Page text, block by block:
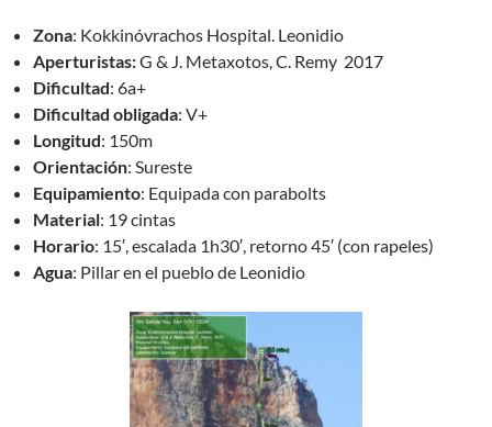
Zona: Kokkinóvrachos Hospital. Leonidio
Aperturistas:G & J. Metaxotos, C. Remy 2017
Dificultad: 6a+
Dificultad obligada: V+
Longitud: 150m
Orientación: Sureste
Equipamiento: Equipada con parabolts
Material: 19 cintas
Horario: 15′, escalada 1h30′, retorno 45′ (con rapeles)
Agua: Pillar en el pueblo de Leonidio